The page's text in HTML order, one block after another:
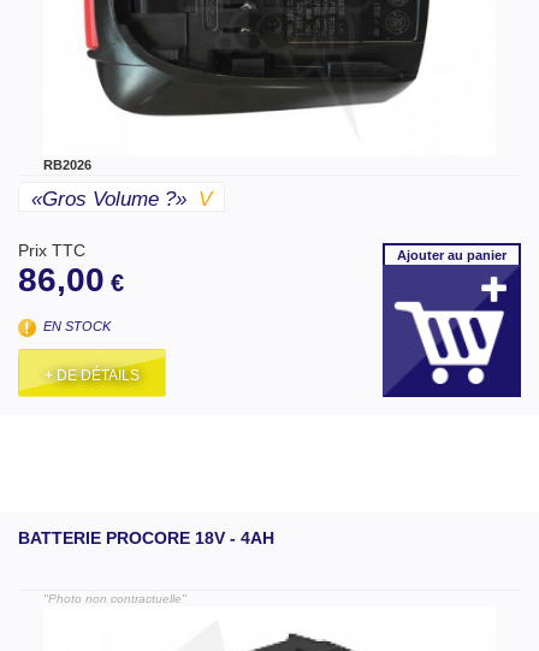
RB2026
«gros Volume ?» V
Prix TTC
86,00 €
EN STOCK
+ DE DÉTAILS
Ajouterau panier
BATTERIE PROCORE 18V - 4AH
"Photo non contractuelle"